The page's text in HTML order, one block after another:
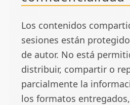
Los contenidos
sesiones están
de autor. No está
distribuir, compartir o
parcialmente la
los formatos